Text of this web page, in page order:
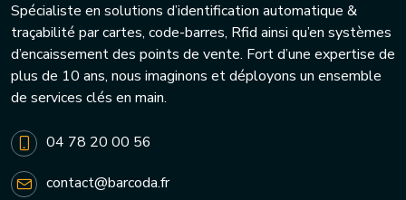
Spécialiste en solutions d’identification automatique &
traçabilité par cartes, code-barres, Rfid ainsi qu’en systèmes
d’encaissement des points de vente. Fort d’une expertise de
plus de 10 ans, nous imaginons et déployons un ensemble
de services clés en main.
04 78 20 00 56
contact@barcoda.fr